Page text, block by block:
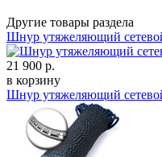
Другие товары раздела
Шнур утяжеляющий
21 900 р.
в корзину
Шнур утяжеляющий